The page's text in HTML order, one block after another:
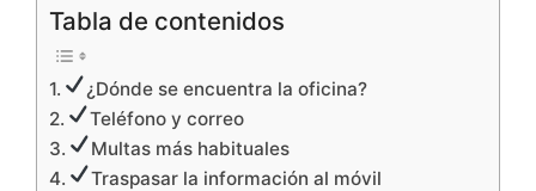
Tabla de contenidos
¿Dónde se encuentra la oficina?
Teléfono y correo
Multas más habituales
Traspasar la información al móvil